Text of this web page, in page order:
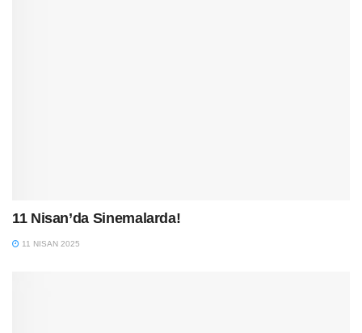
11 Nisan’da Sinemalarda!
11 NISAN 2025